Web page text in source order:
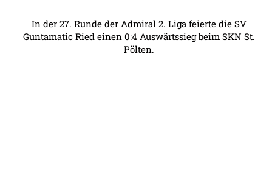
In der 27. Runde der Admiral 2. Liga feierte die SV
Guntamatic Ried einen 0:4 Auswärtssieg beim SKN St.
Pölten.